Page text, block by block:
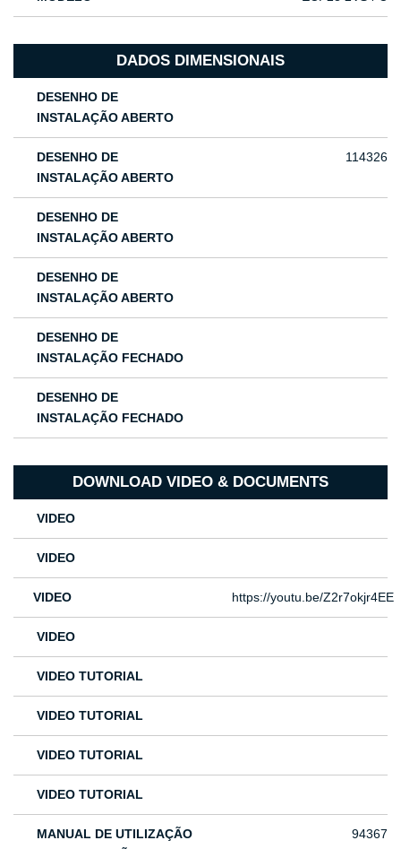
DADOS DIMENSIONAIS
DESENHO DE
INSTALAÇÃO ABERTO
DESENHO DE
INSTALAÇÃO ABERTO
114326
DESENHO DE
INSTALAÇÃO ABERTO
DESENHO DE
INSTALAÇÃO ABERTO
DESENHO DE
INSTALAÇÃO FECHADO
DESENHO DE
INSTALAÇÃO FECHADO
DOWNLOAD VIDEO & DOCUMENTS
VIDEO
VIDEO
VIDEO https://youtu.be/Z2r7okjr4EE
VIDEO
VIDEO TUTORIAL
VIDEO TUTORIAL
VIDEO TUTORIAL
VIDEO TUTORIAL
MANUAL DE UTILIZAÇÃO
94367